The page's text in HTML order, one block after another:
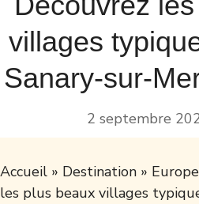
villages
Sanary-sur-
2 septembre
Accueil » Destination » Europe
les plus beaux villages